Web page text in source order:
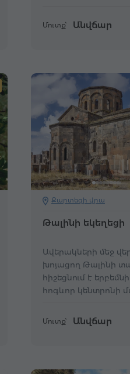
Մուտք՝ Անվճար
Քարտեզի վրա
Թալինի եկեղեցի
Ավերակների մեջ
խոյացող Թալինի
հիշեցնում է
հոգևոր կենտրոնի
Մուտք՝ Անվճար